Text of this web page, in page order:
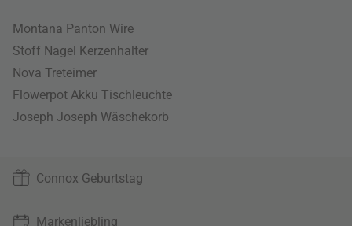
Montana Panton Wire
Stoff Nagel Kerzenhalter
Nova Treteimer
Flowerpot Akku Tischleuchte
Joseph Joseph Wäschekorb
Connox Geburtstag
Markenliebling